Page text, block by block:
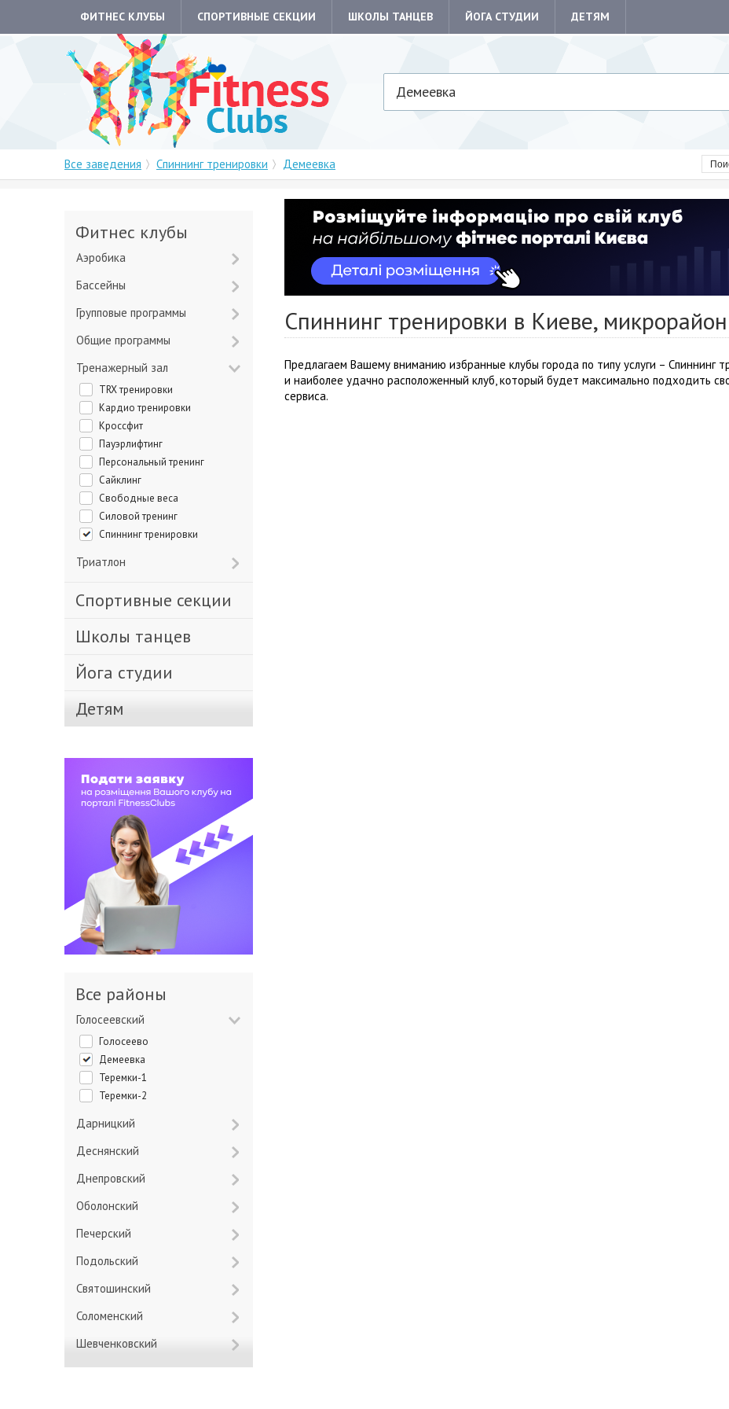
ФИТНЕС КЛУБЫ СПОРТИВНЫЕ СЕКЦИИ ШКОЛЫ ТАНЦЕВ ЙОГА СТУДИИ ДЕТЯМ
Демеевка
Все заведения Спиннинг тренировки Демеевка
Спиннинг тренировки в Киеве,
Предлагаем Вашему вниманию избранные клубы города по типу услуги – Спиннинг
и наиболее удачно расположенный клуб, который будет максимально подходить
сервиса.
Фитнес клубы
Аэробика
Бассейны
Групповые программы
Общие программы
Тренажерный зал
TRX тренировки
Кардио тренировки
Кроссфит
Пауэрлифтинг
Персональный тренинг
Сайклинг
Свободные веса
Силовой тренинг
Спиннинг тренировки
Триатлон
Спортивные секции
Школы танцев
Йога студии
Детям
Все районы
Голосеевский
Голосеево
Демеевка
Теремки-1
Теремки-2
Дарницкий
Деснянский
Днепровский
Оболонский
Печерский
Подольский
Святошинский
Соломенский
Шевченковский